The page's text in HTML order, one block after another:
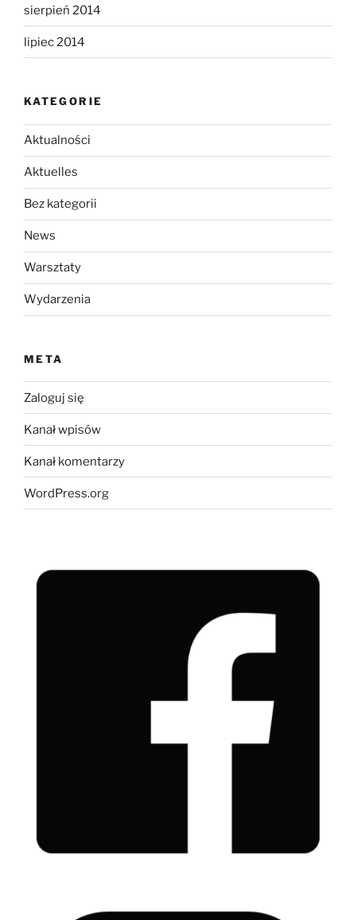
sierpień 2014
lipiec 2014
KATEGORIE
Aktualności
Aktuelles
Bez kategorii
News
Warsztaty
Wydarzenia
META
Zaloguj się
Kanał wpisów
Kanał komentarzy
WordPress.org